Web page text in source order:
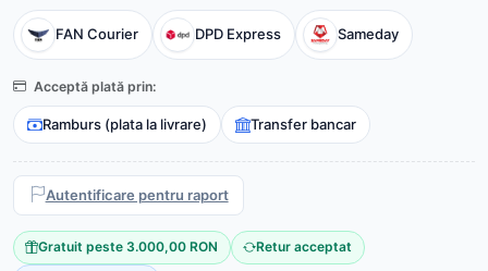
FAN Courier DPD Express Sameday
Acceptă plată prin:
Ramburs (plata la livrare) Transfer bancar
Autentificare pentru raport
Gratuit peste 3.000,00 RON Retur acceptat